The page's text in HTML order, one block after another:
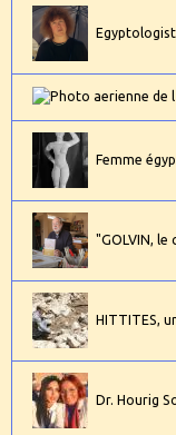
Femme
"GOLVIN, le
HITTITES,
Dr. Hourig